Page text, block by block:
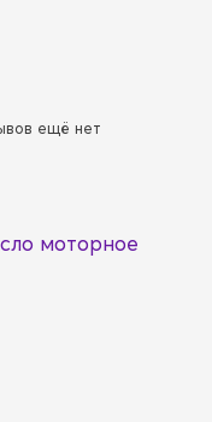
ещё нет
моторное